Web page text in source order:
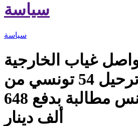
سياسة
سياسة
غياب الخارجية
التونسية: ترحيل 54 تونسي من
السويد وتونس مطالبة بدفع 648
ألف دينار